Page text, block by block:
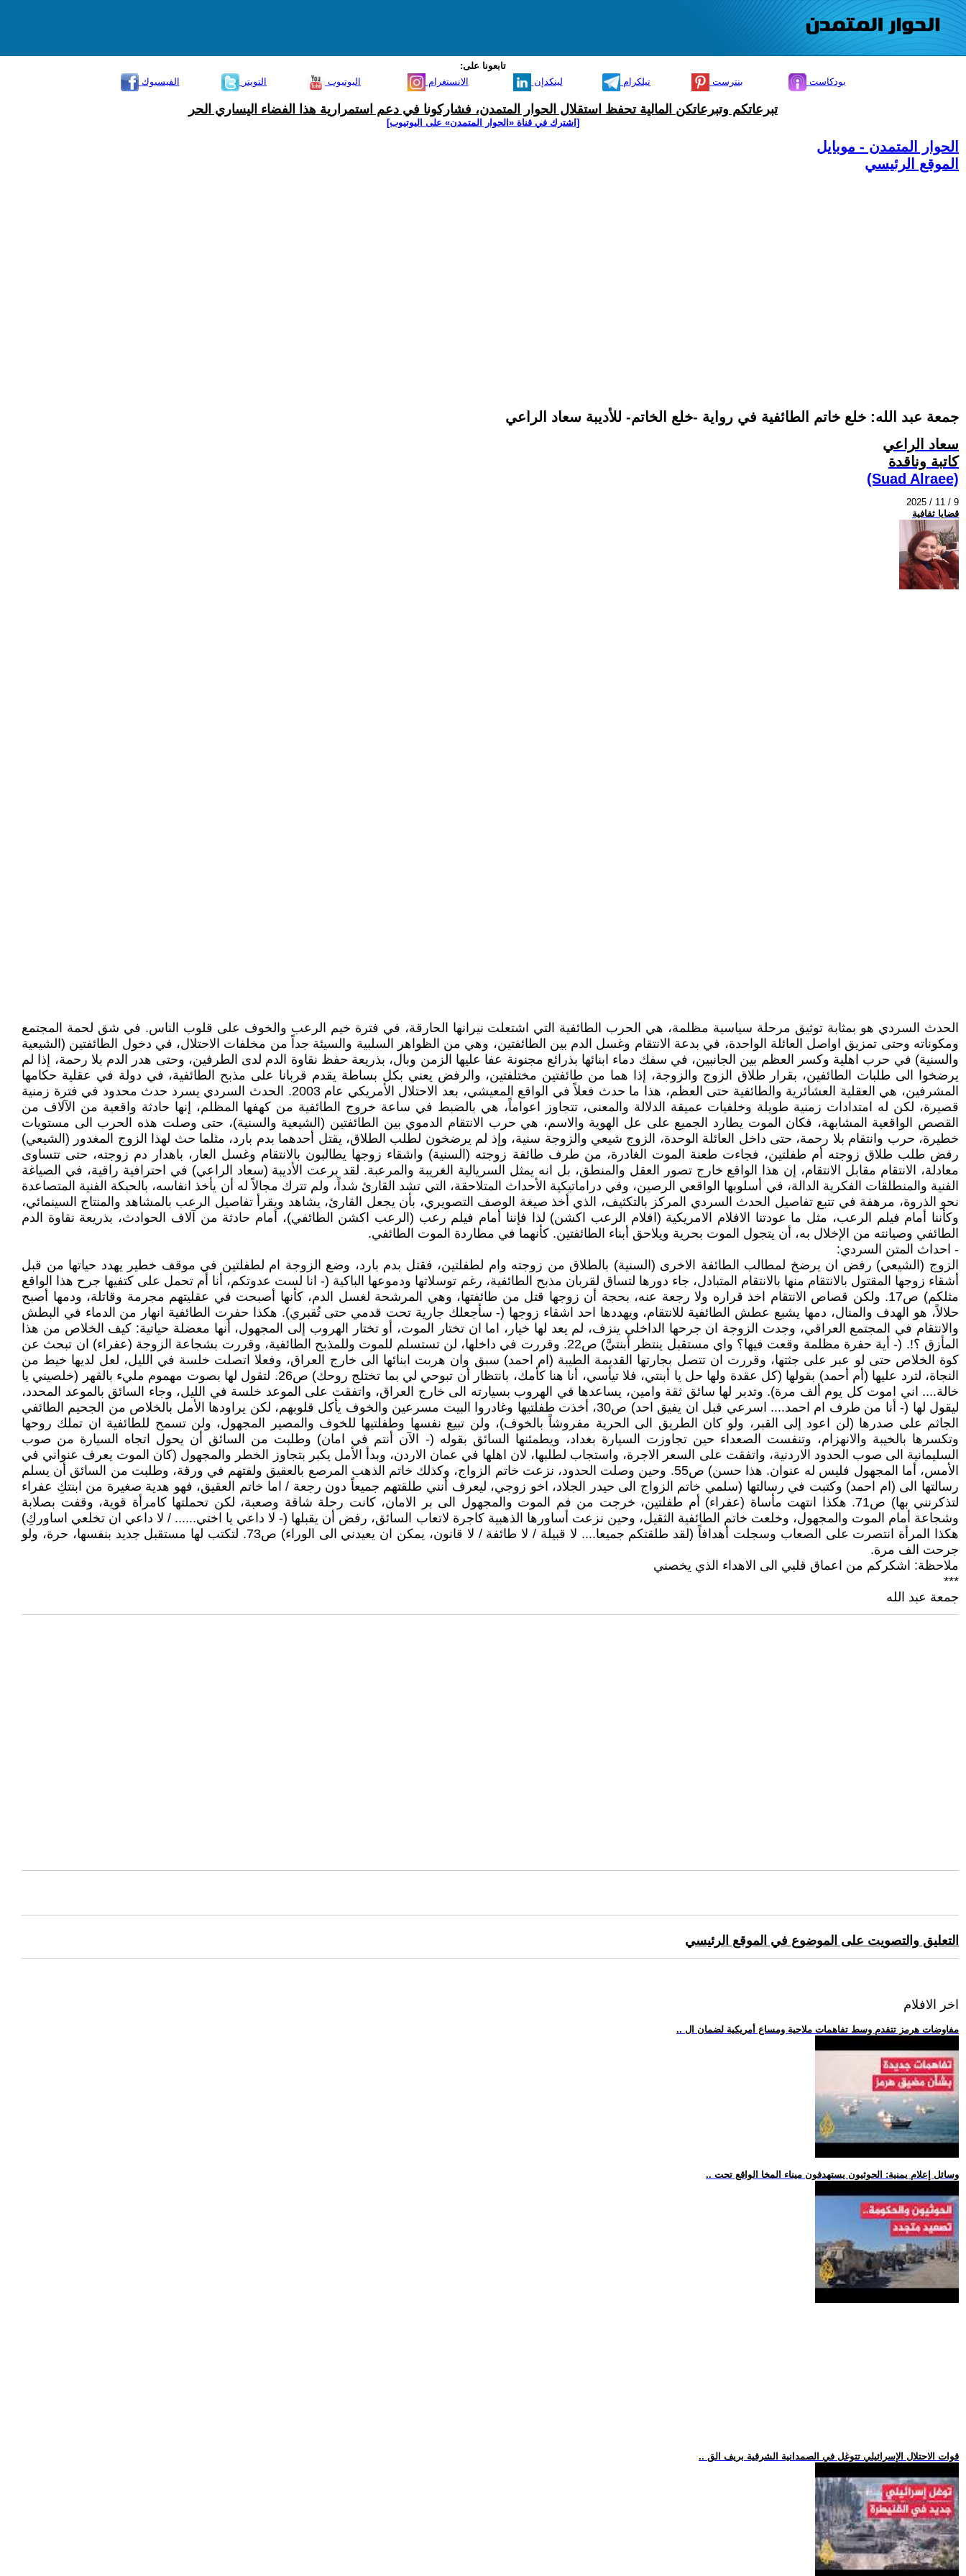
تابعونا على:
الفيسبوك
التويتر اليوتيوب الانستغرام لينكدإن تيلكرام بنترست بودكاست
تبرعاتكم وتبرعاتكن المالية تحفظ استقلال الحوار المتمدن، فشاركونا في دعم استمرارية هذا الفضاء اليساري الحر
[اشترك في قناة ‫«الحوار المتمدن» على اليوتيوب]
الحوار المتمدن - موبايل
الموقع الرئيسي
جمعة عبد الله: خلع خاتم الطائفية في رواية -خلع الخاتم- للأديبة سعاد الراعي
سعاد الراعي
كاتبة وناقدة
(Suad Alraee)
2025 / 11 / 9
قضايا ثقافية
الحدث السردي هو بمثابة توثيق مرحلة سياسية مظلمة، هي الحرب الطائفية التي اشتعلت نيرانها الحارقة، في فترة خيم الرعب والخوف على قلوب الناس. في شق لحمة المجتمع
ومكوناته وحتى تمزيق اواصل العائلة الواحدة، في بدعة الانتقام وغسل الدم بين الطائفتين، وهي من الظواهر السلبية والسيئة جداً من مخلفات الاحتلال، في دخول الطائفتين (الشيعية
والسنية) في حرب اهلية وكسر العظم بين الجانبين، في سفك دماء ابنائها بذرائع مجنونة عفا عليها الزمن وبال، بذريعة حفظ نقاوة الدم لدى الطرفين، وحتى هدر الدم بلا رحمة، إذا لم
يرضخوا الى طلبات الطائفين، بقرار طلاق الزوج والزوجة، إذا هما من طائفتين مختلفتين، والرفض يعني بكل بساطة يقدم قربانا على مذبح الطائفية، في دولة في عقلية حكامها
المشرفين، هي العقلية العشائرية والطائفية حتى العظم، هذا ما حدث فعلاً في الواقع المعيشي، بعد الاحتلال الأمريكي عام 2003. الحدث السردي يسرد حدث محدود في فترة زمنية
قصيرة، لكن له امتدادات زمنية طويلة وخلفيات عميقة الدلالة والمعنى، تتجاوز اعواماً، هي بالضبط في ساعة خروج الطائفية من كهفها المظلم، إنها حادثة واقعية من الآلاف من
القصص الواقعية المشابهة، فكان الموت يطارد الجميع على عل الهوية والاسم، هي حرب الانتقام الدموي بين الطائفتين (الشيعية والسنية)، حتى وصلت هذه الحرب الى مستويات
خطيرة، حرب وانتقام بلا رحمة، حتى داخل العائلة الوحدة، الزوج شيعي والزوجة سنية، وإذ لم يرضخون لطلب الطلاق، يقتل أحدهما بدم بارد، مثلما حث لهذا الزوج المغدور (الشيعي)
رفض طلب طلاق زوجته أم طفلتين، فجاءت طعنة الموت الغادرة، من طرف طائفة زوجته (السنية) واشقاء زوجها يطالبون بالانتقام وغسل العار، باهدار دم زوجته، حتى تتساوى
معادلة، الانتقام مقابل الانتقام، إن هذا الواقع خارج تصور العقل والمنطق، بل انه يمثل السريالية الغريبة والمرعبة. لقد برعت الأديبة (سعاد الراعي) في احترافية راقية، في الصياغة
الفنية والمنطلقات الفكرية الدالة، في أسلوبها الواقعي الرصين، وفي دراماتيكية الأحداث المتلاحقة، التي تشد القارئ شداً، ولم تترك مجالاً له أن يأخذ انفاسه، بالحبكة الفنية المتصاعدة
نحو الذروة، مرهفة في تتبع تفاصيل الحدث السردي المركز بالتكثيف، الذي أخذ صيغة الوصف التصويري، بأن يجعل القارئ، يشاهد ويقرأ تفاصيل الرعب بالمشاهد والمنتاج السينمائي،
وكأننا أمام فيلم الرعب، مثل ما عودتنا الافلام الامريكية (افلام الرعب اكشن) لذا فإننا أمام فيلم رعب (الرعب اكشن الطائفي)، أمام حادثة من آلاف الحوادث، بذريعة نقاوة الدم
الطائفي وصيانته من الإخلال به، أن يتجول الموت بحرية ويلاحق أبناء الطائفتين. كأنهما في مطاردة الموت الطائفي.
- احداث المتن السردي:
الزوج (الشيعي) رفض ان يرضخ لمطالب الطائفة الاخرى (السنية) بالطلاق من زوجته وام لطفلتين، فقتل بدم بارد، وضع الزوجة ام لطفلتين في موقف خطير يهدد حياتها من قبل
أشقاء زوجها المقتول بالانتقام منها بالانتقام المتبادل، جاء دورها لتساق لقربان مذبح الطائفية، رغم توسلاتها ودموعها الباكية (- انا لست عدوتكم، أنا أم تحمل على كتفيها جرح هذا الواقع
مثلكم) ص17. ولكن قصاص الانتقام اخذ قراره ولا رجعة عنه، بحجة أن زوجها قتل من طائفتها، وهي المرشحة لغسل الدم، كأنها أصبحت في عقليتهم مجرمة وقاتلة، ودمها أصبح
حلالاً، هو الهدف والمنال، دمها يشبع عطش الطائفية للانتقام، ويهددها احد اشقاء زوجها (- سأجعلك جارية تحت قدمي حتى تُقبري). هكذا حفرت الطائفية انهار من الدماء في البطش
والانتقام في المجتمع العراقي، وجدت الزوجة ان جرحها الداخلي ينزف، لم يعد لها خيار، اما ان تختار الموت، أو تختار الهروب إلى المجهول، أنها معضلة حياتية: كيف الخلاص من هذا
المأزق ؟!. (- أية حفرة مظلمة وقعت فيها؟ واي مستقبل ينتظر أبنتيَّ) ص22. وقررت في داخلها، لن تستسلم للموت وللمذبح الطائفية، وقررت بشجاعة الزوجة (عفراء) ان تبحث عن
كوة الخلاص حتى لو عبر على جثتها، وقررت ان تتصل بجارتها القديمة الطيبة (ام احمد) سبق وان هربت ابنائها الى خارج العراق، وفعلا اتصلت خلسة في الليل، لعل لديها خيط من
النجاة، لترد عليها (أم أحمد) بقولها (كل عقدة ولها حل يا أبنتي، فلا تيأسي، أنا هنا كأمك، بانتظار أن تبوحي لي بما تختلج روحك) ص26. لتقول لها بصوت مهموم مليء بالقهر (خلصيني يا
خالة.... اني اموت كل يوم ألف مرة). وتدبر لها سائق ثقة وامين، يساعدها في الهروب بسيارته الى خارج العراق، واتفقت على الموعد خلسة في الليل، وجاء السائق بالموعد المحدد،
ليقول لها (- أنا من طرف ام احمد.... اسرعي قبل ان يفيق احد) ص30، أخذت طفلتيها وغادروا البيت مسرعين والخوف يأكل قلوبهم، لكن يراودها الأمل بالخلاص من الجحيم الطائفي
الجاثم على صدرها (لن اعود إلى القبر، ولو كان الطريق الى الحرية مفروشاً بالخوف)، ولن تبيع نفسها وطفلتيها للخوف والمصير المجهول، ولن تسمح للطائفية ان تملك روحها
وتكسرها بالخيبة والانهزام، وتنفست الصعداء حين تجاوزت السيارة بغداد، ويطمئنها السائق بقوله (- الآن أنتم في امان) وطلبت من السائق أن يحول اتجاه السيارة من صوب
السليمانية الى صوب الحدود الاردنية، واتفقت على السعر الاجرة، واستجاب لطلبها، لان اهلها في عمان الاردن، وبدأ الأمل يكبر بتجاوز الخطر والمجهول (كان الموت يعرف عنواني في
الأمس، أما المجهول فليس له عنوان. هذا حسن) ص55. وحين وصلت الحدود، نزعت خاتم الزواج، وكذلك خاتم الذهب المرصع بالعقيق ولفتهم في ورقة، وطلبت من السائق أن يسلم
رسالتها الى (ام احمد) وكتبت في رسالتها (سلمي خاتم الزواج الى حيدر الجلاد، اخو زوجي، ليعرف أنني طلقتهم جميعاً دون رجعة / اما خاتم العقيق، فهو هدية صغيرة من ابنتكِ عفراء
لتذكرنني بها) ص71. هكذا انتهت مأساة (عفراء) أم طفلتين، خرجت من فم الموت والمجهول الى بر الامان، كانت رحلة شاقة وصعبة، لكن تحملتها كامرأة قوية، وقفت بصلابة
وشجاعة أمام الموت والمجهول، وخلعت خاتم الطائفية الثقيل، وحين نزعت أساورها الذهبية كاجرة لاتعاب السائق، رفض أن يقبلها (- لا داعي يا اختي...... / لا داعي ان تخلعي اساوركِ)
هكذا المرأة انتصرت على الصعاب وسجلت أهدافاً (لقد طلقتكم جميعا.... لا قبيلة / لا طائفة / لا قانون، يمكن ان يعيدني الى الوراء) ص73. لتكتب لها مستقبل جديد بنفسها، حرة، ولو
جرحت الف مرة.
ملاحظة: اشكركم من اعماق قلبي الى الاهداء الذي يخصني
***
جمعة عبد الله
التعليق والتصويت على الموضوع في الموقع الرئيسي
اخر الافلام
.. مفاوضات هرمز تتقدم وسط تفاهمات ملاحية ومساع أمريكية لضمان ال
.. وسائل إعلام يمنية: الحوثيون يستهدفون ميناء المخا الواقع تحت
.. قوات الاحتلال الإسرائيلي تتوغل في الصمدانية الشرقية بريف الق